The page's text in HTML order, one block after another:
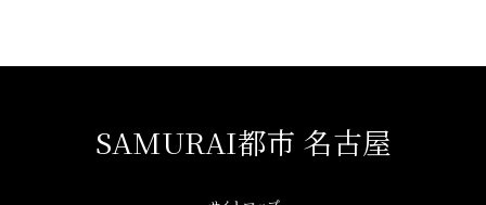
SAMURAI都市 名古屋